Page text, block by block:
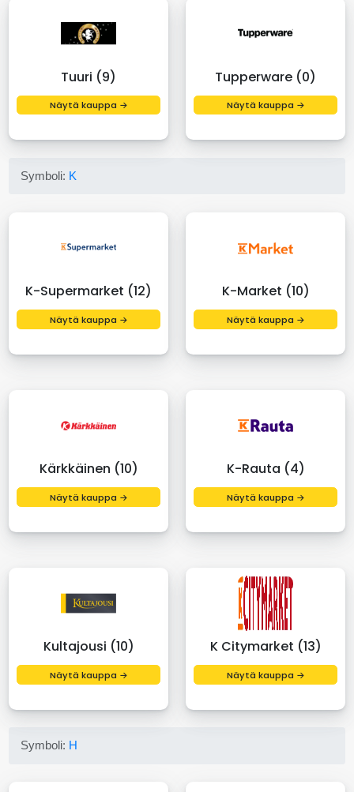
Tuuri (9)
Näytä kauppa →
Tupperware (0)
Näytä kauppa →
Symboli: K
K-Supermarket (12)
Näytä kauppa →
K-Market (10)
Näytä kauppa →
Kärkkäinen (10)
Näytä kauppa →
K-Rauta (4)
Näytä kauppa →
Kultajousi (10)
Näytä kauppa →
K Citymarket (13)
Näytä kauppa →
Symboli: H